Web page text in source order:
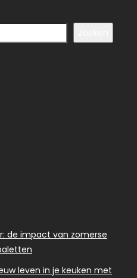
de impact van zomerse
leven in je keuken met